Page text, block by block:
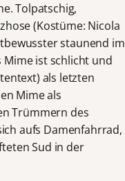
Tolpatschig,
(Kostüme: Nicola
staunend im
ist schlicht und
als letzten
Mime als
Trümmern des
aufs Damenfahrrad,
Sud in der